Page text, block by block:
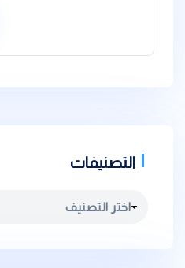
التصنيفات